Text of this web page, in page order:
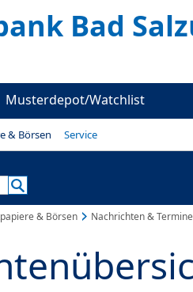
Bad
Musterdepot/Watchlist
& Börsen Service
& Börsen Nachrichten & Termine